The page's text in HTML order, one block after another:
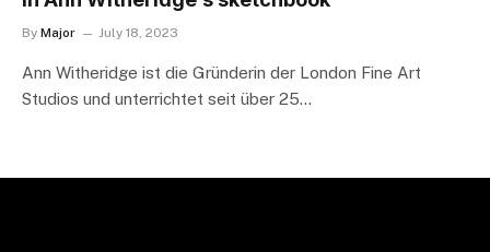
By Major July 18, 2023
Ann Witheridge ist die Gründerin der London Fine Art
Studios und unterrichtet seit über 25…